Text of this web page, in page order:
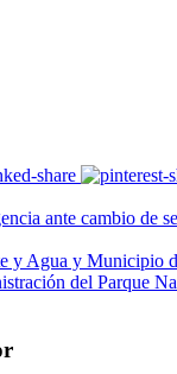
ante cambio de
y Agua y Municipio
del Parque